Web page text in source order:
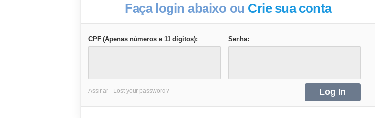
Faça login abaixo ou Crie sua conta
CPF (Apenas números e 11 dígitos): Senha:
Assinar Lost your password?